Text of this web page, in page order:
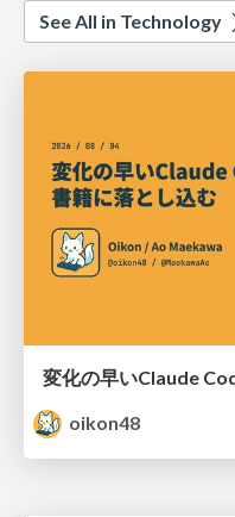
See All in Technology
変化の早いClaude
oikon48